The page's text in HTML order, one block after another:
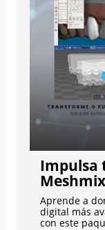
Impulsa
Aprende a
digital más
con este